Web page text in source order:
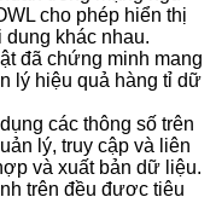
cho phép hiển thị
khác nhau.
đã chứng minh mang
lý hiệu quả hàng tỉ dữ
các thông số trên
lý, truy cập và liên
và xuất bản dữ liệu.
trên đều được tiêu